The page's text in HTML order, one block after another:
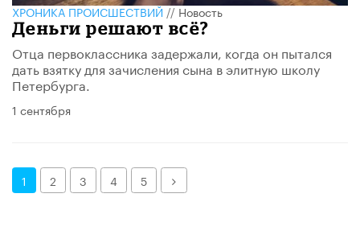
ХРОНИКА ПРОИСШЕСТВИЙ//Новость
Деньги решают всё?
Отца первоклассника задержали, когда он пытался
дать взятку для зачисления сына в элитную школу
Петербурга.
1 сентября
1 2 3 4 5 Далее